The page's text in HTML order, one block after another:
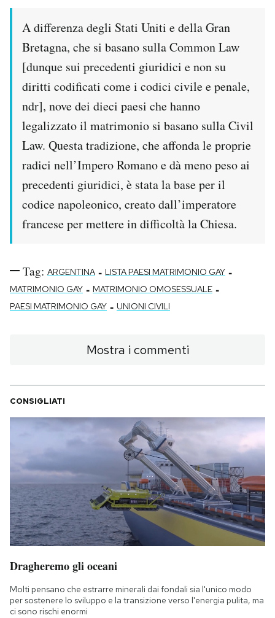
A differenza degli Stati Uniti e della Gran
Bretagna, che si basano sulla Common Law
[dunque sui precedenti giuridici e non su
diritti codificati come i codici civile e penale,
ndr], nove dei dieci paesi che hanno
legalizzato il matrimonio si basano sulla Civil
Law. Questa tradizione, che affonda le proprie
radici nell’Impero Romano e dà meno peso ai
precedenti giuridici, è stata la base per il
codice napoleonico, creato dall’imperatore
francese per mettere in difficoltà la Chiesa.
Tag: ARGENTINA - LISTA PAESI MATRIMONIO GAY -
MATRIMONIO GAY - MATRIMONIO OMOSESSUALE -
PAESI MATRIMONIO GAY - UNIONI CIVILI
Mostra i commenti
CONSIGLIATI
Dragheremo gli oceani
Molti pensano che estrarre minerali dai fondali sia l'unico modo
per sostenere lo sviluppo e la transizione verso l'energia pulita, ma
ci sono rischi enormi